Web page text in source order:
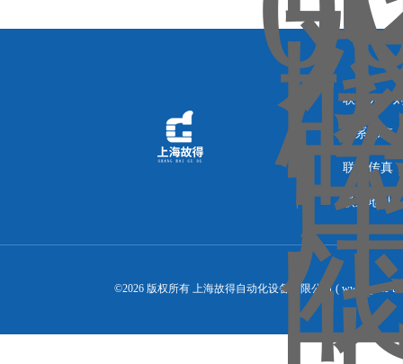
联系人：
联系邮箱
联系传真
联系地址
©2026 版权所有 上海故得自动化设备有限公司 ( www.gude-